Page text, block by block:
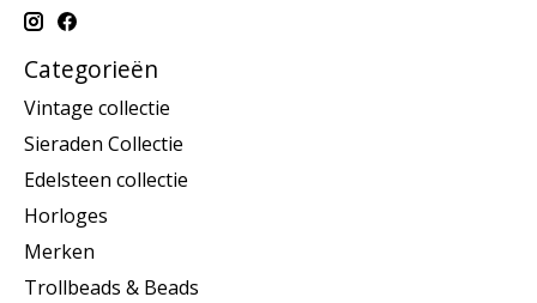
Categorieën
Vintage collectie
Sieraden Collectie
Edelsteen collectie
Horloges
Merken
Trollbeads & Beads